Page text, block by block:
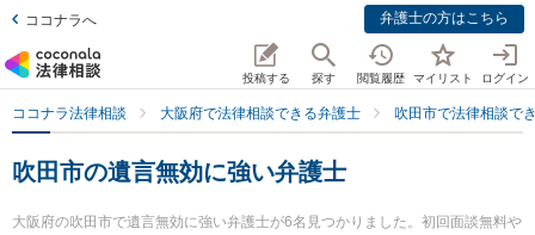
ココナラへ 弁護士の方はこちら
投稿する 探す 閲覧履歴 マイリスト ログイン
ココナラ法律相談 大阪府で法律相談できる弁護士 吹田市で法律相談で
吹田市の遺言無効に強い弁護士
大阪府の吹田市で遺言無効に強い弁護士が6名見つかりました。初回面談無料や